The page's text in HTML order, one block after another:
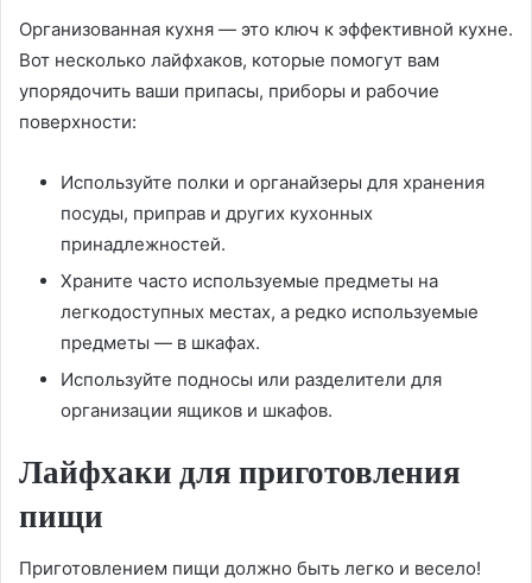
Организованная кухня — это ключ к эффективной кухне.
Вот несколько лайфхаков, которые помогут вам
упорядочить ваши припасы, приборы и рабочие
поверхности:
Используйте полки и органайзеры для хранения
посуды, приправ и других кухонных
принадлежностей.
Храните часто используемые предметы на
легкодоступных местах, а редко используемые
предметы — в шкафах.
Используйте подносы или разделители для
организации ящиков и шкафов.
Лайфхаки для приготовления
пищи
Приготовлением пищи должно быть легко и весело!